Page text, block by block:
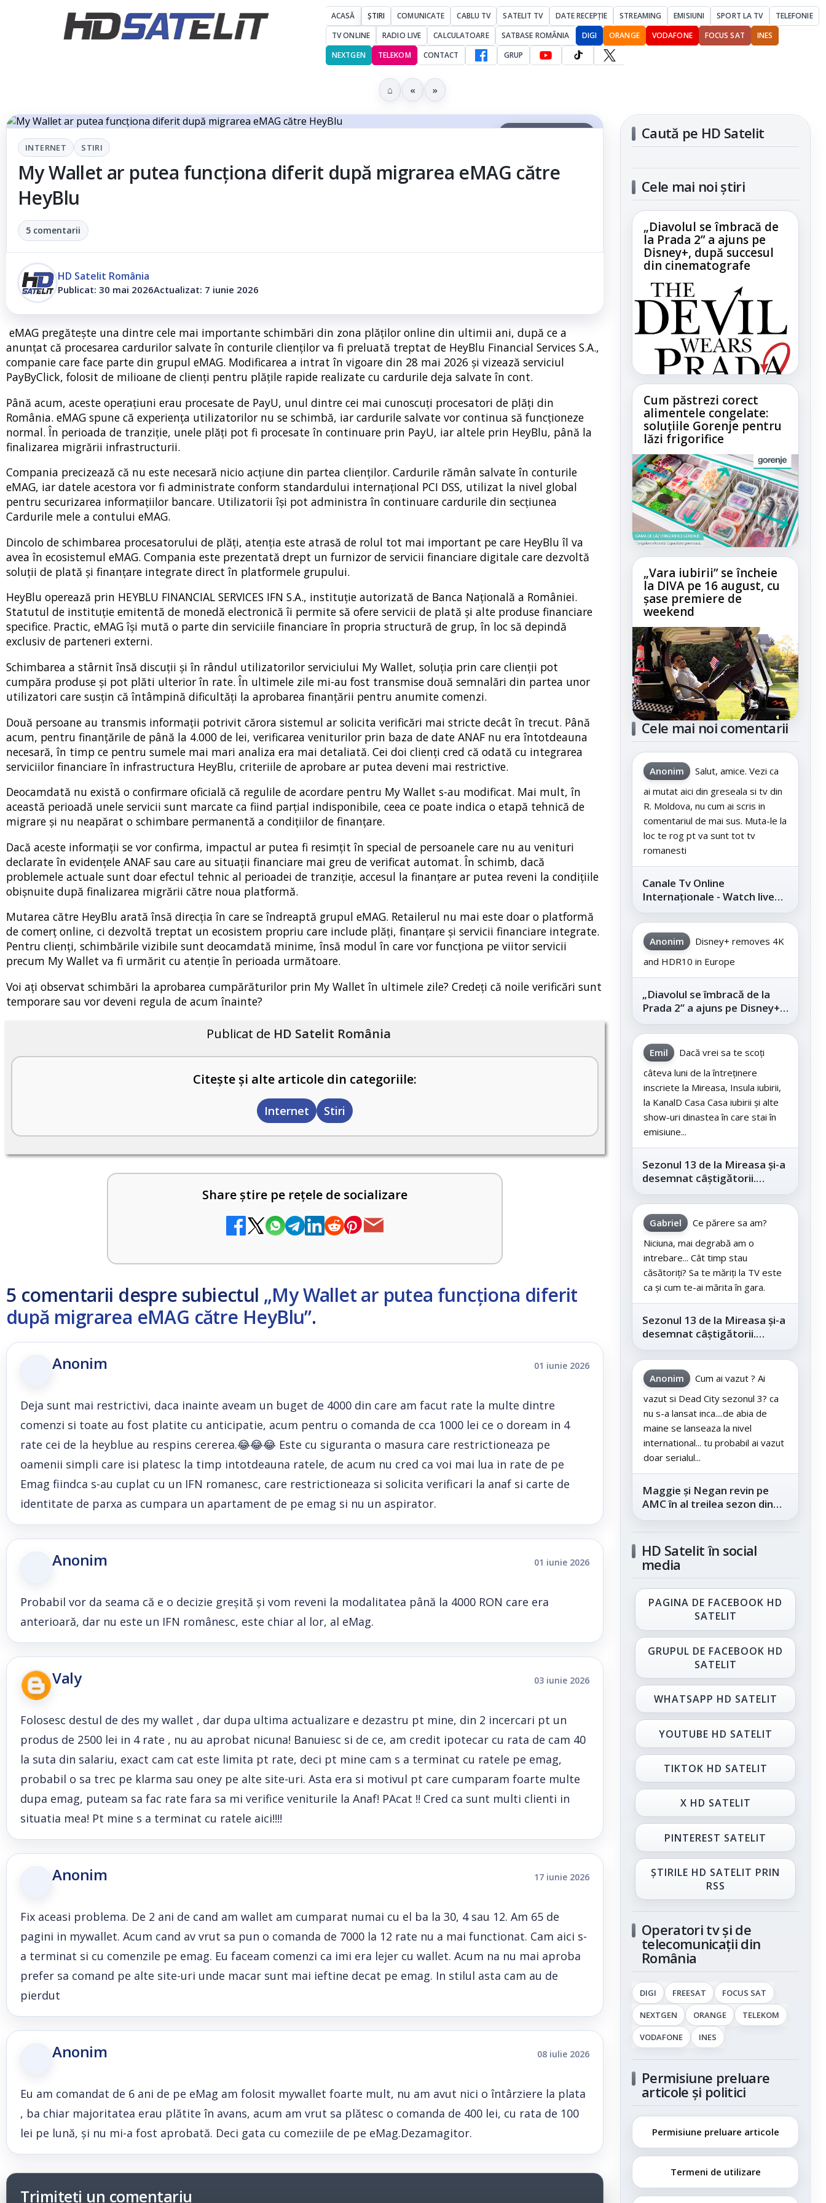
ACASĂ ȘTIRI COMUNICATE CABLU TV SATELIT TV DATE RECEPȚIE STREAMING EMISIUNI SPORT LA TV
TELEFONIE
TV ONLINE
RADIO LIVE CALCULATOARE SATBASE ROMÂNIA DIGI ORANGE VODAFONE FOCUS SAT
INES
NEXTGEN
TELEKOM CONTACT GRUP
⌂ « »
INTERNET STIRI
My Wallet ar putea funcționa diferit după migrarea eMAG către
HeyBlu
5 comentarii
HD Satelit România
Publicat: 30 mai 2026Actualizat: 7 iunie 2026
eMAG pregătește una dintre cele mai importante schimbări din zona plăților online din ultimii ani, după ce a
anunțat că procesarea cardurilor salvate în conturile clienților va fi preluată treptat de HeyBlu Financial Services S.A.,
companie care face parte din grupul eMAG. Modificarea a intrat în vigoare din 28 mai 2026 și vizează serviciul
PayByClick, folosit de milioane de clienți pentru plățile rapide realizate cu cardurile deja salvate în cont.
Până acum, aceste operațiuni erau procesate de PayU, unul dintre cei mai cunoscuți procesatori de plăți din
România. eMAG spune că experiența utilizatorilor nu se schimbă, iar cardurile salvate vor continua să funcționeze
normal. În perioada de tranziție, unele plăți pot fi procesate în continuare prin PayU, iar altele prin HeyBlu, până la
finalizarea migrării infrastructurii.
Compania precizează că nu este necesară nicio acțiune din partea clienților. Cardurile rămân salvate în conturile
eMAG, iar datele acestora vor fi administrate conform standardului internațional PCI DSS, utilizat la nivel global
pentru securizarea informațiilor bancare. Utilizatorii își pot administra în continuare cardurile din secțiunea
Cardurile mele a contului eMAG.
Dincolo de schimbarea procesatorului de plăți, atenția este atrasă de rolul tot mai important pe care HeyBlu îl va
avea în ecosistemul eMAG. Compania este prezentată drept un furnizor de servicii financiare digitale care dezvoltă
soluții de plată și finanțare integrate direct în platformele grupului.
HeyBlu operează prin HEYBLU FINANCIAL SERVICES IFN S.A., instituție autorizată de Banca Națională a României.
Statutul de instituție emitentă de monedă electronică îi permite să ofere servicii de plată și alte produse financiare
specifice. Practic, eMAG își mută o parte din serviciile financiare în propria structură de grup, în loc să depindă
exclusiv de parteneri externi.
Schimbarea a stârnit însă discuții și în rândul utilizatorilor serviciului My Wallet, soluția prin care clienții pot
cumpăra produse și pot plăti ulterior în rate. În ultimele zile mi-au fost transmise două semnalări din partea unor
utilizatori care susțin că întâmpină dificultăți la aprobarea finanțării pentru anumite comenzi.
Două persoane au transmis informații potrivit cărora sistemul ar solicita verificări mai stricte decât în trecut. Până
acum, pentru finanțările de până la 4.000 de lei, verificarea veniturilor prin baza de date ANAF nu era întotdeauna
necesară, în timp ce pentru sumele mai mari analiza era mai detaliată. Cei doi clienți cred că odată cu integrarea
serviciilor financiare în infrastructura HeyBlu, criteriile de aprobare ar putea deveni mai restrictive.
Deocamdată nu există o confirmare oficială că regulile de acordare pentru My Wallet s-au modificat. Mai mult, în
această perioadă unele servicii sunt marcate ca fiind parțial indisponibile, ceea ce poate indica o etapă tehnică de
migrare și nu neapărat o schimbare permanentă a condițiilor de finanțare.
Dacă aceste informații se vor confirma, impactul ar putea fi resimțit în special de persoanele care nu au venituri
declarate în evidențele ANAF sau care au situații financiare mai greu de verificat automat. În schimb, dacă
problemele actuale sunt doar efectul tehnic al perioadei de tranziție, accesul la finanțare ar putea reveni la condițiile
obișnuite după finalizarea migrării către noua platformă.
Mutarea către HeyBlu arată însă direcția în care se îndreaptă grupul eMAG. Retailerul nu mai este doar o platformă
de comerț online, ci dezvoltă treptat un ecosistem propriu care include plăți, finanțare și servicii financiare integrate.
Pentru clienți, schimbările vizibile sunt deocamdată minime, însă modul în care vor funcționa pe viitor servicii
precum My Wallet va fi urmărit cu atenție în perioada următoare.
Voi ați observat schimbări la aprobarea cumpărăturilor prin My Wallet în ultimele zile? Credeți că noile verificări sunt
temporare sau vor deveni regula de acum înainte?
Publicat de HD Satelit România
Citește și alte articole din categoriile:
Internet Stiri
Share știre pe rețele de socializare
5 comentarii despre subiectul „My Wallet ar putea funcționa diferit
după migrarea eMAG către HeyBlu”.
Anonim 01 iunie 2026
Deja sunt mai restrictivi, daca inainte aveam un buget de 4000 din care am facut rate la multe dintre
comenzi si toate au fost platite cu anticipatie, acum pentru o comanda de cca 1000 lei ce o doream in 4
rate cei de la heyblue au respins cererea.😂😂😂 Este cu siguranta o masura care restrictioneaza pe
oamenii simpli care isi platesc la timp intotdeauna ratele, de acum nu cred ca voi mai lua in rate de pe
Emag fiindca s-au cuplat cu un IFN romanesc, care restrictioneaza si solicita verificari la anaf si carte de
identitate de parxa as cumpara un apartament de pe emag si nu un aspirator.
Anonim 01 iunie 2026
Probabil vor da seama că e o decizie greșită și vom reveni la modalitatea până la 4000 RON care era
anterioară, dar nu este un IFN românesc, este chiar al lor, al eMag.
Valy 03 iunie 2026
Folosesc destul de des my wallet , dar dupa ultima actualizare e dezastru pt mine, din 2 incercari pt un
produs de 2500 lei in 4 rate , nu au aprobat nicuna! Banuiesc si de ce, am credit ipotecar cu rata de cam 40
la suta din salariu, exact cam cat este limita pt rate, deci pt mine cam s a terminat cu ratele pe emag,
probabil o sa trec pe klarma sau oney pe alte site-uri. Asta era si motivul pt care cumparam foarte multe
dupa emag, puteam sa fac rate fara sa mi verifice veniturile la Anaf! PAcat !! Cred ca sunt multi clienti in
situatia mea! Pt mine s a terminat cu ratele aici!!!!
Anonim 17 iunie 2026
Fix aceasi problema. De 2 ani de cand am wallet am cumparat numai cu el ba la 30, 4 sau 12. Am 65 de
pagini in mywallet. Acum cand av vrut sa pun o comanda de 7000 la 12 rate nu a mai functionat. Cam aici s-
a terminat si cu comenzile pe emag. Eu faceam comenzi ca imi era lejer cu wallet. Acum na nu mai aproba
prefer sa comand pe alte site-uri unde macar sunt mai ieftine decat pe emag. In stilul asta cam au de
pierdut
Anonim 08 iulie 2026
Eu am comandat de 6 ani de pe eMag am folosit mywallet foarte mult, nu am avut nici o întârziere la plata
, ba chiar majoritatea erau plătite în avans, acum am vrut sa plătesc o comanda de 400 lei, cu rata de 100
lei pe lună, și nu mi-a fost aprobată. Deci gata cu comeziile de pe eMag.Dezamagitor.
Trimiteți un comentariu
Caută pe HD Satelit
Cele mai noi știri
„Diavolul se îmbracă de
la Prada 2” a ajuns pe
Disney+, după succesul
din cinematografe
Cum păstrezi corect
alimentele congelate:
soluțiile Gorenje pentru
lăzi frigorifice
„Vara iubirii” se încheie
la DIVA pe 16 august, cu
șase premiere de
weekend
Cele mai noi comentarii
Anonim
Salut, amice. Vezi ca
ai mutat aici din greseala si tv din
R. Moldova, nu cum ai scris in
comentariul de mai sus. Muta-le la
loc te rog pt va sunt tot tv
romanesti
Canale Tv Online
Internaționale - Watch live
channels legally
Anonim
Disney+ removes 4K
and HDR10 in Europe
„Diavolul se îmbracă de la
Prada 2” a ajuns pe Disney+,
după succesul din
cinematografe
Emil
Dacă vrei sa te scoți
câteva luni de la întreținere
inscriete la Mireasa, Insula iubirii,
la KanalD Casa Casa iubirii și alte
show-uri dinastea în care stai în
emisiune...
Sezonul 13 de la Mireasa și-a
desemnat câștigătorii.
Telespectatorii au decis care
este...
Gabriel
Ce părere sa am?
Niciuna, mai degrabă am o
intrebare... Cât timp stau
căsătoriți? Sa te măriți la TV este
ca și cum te-ai mărita în gara.
Sezonul 13 de la Mireasa și-a
desemnat câștigătorii.
Telespectatorii au decis care
este...
Anonim
Cum ai vazut ? Ai
vazut si Dead City sezonul 3? ca
nu s-a lansat inca....de abia de
maine se lanseaza la nivel
international... tu probabil ai vazut
doar serialul...
Maggie și Negan revin pe
AMC în al treilea sezon din
„The Walking Dead: Dead
HD Satelit în social
media
PAGINA DE FACEBOOK HD
SATELIT
GRUPUL DE FACEBOOK HD
SATELIT
WHATSAPP HD SATELIT
YOUTUBE HD SATELIT
TIKTOK HD SATELIT
X HD SATELIT
PINTEREST SATELIT
ȘTIRILE HD SATELIT PRIN
RSS
Operatori tv și de
telecomunicații din
România
DIGI FREESAT
FOCUS SAT
NEXTGEN
ORANGE
TELEKOM
VODAFONE
INES
Permisiune preluare
articole și politici
Permisiune preluare articole
Termeni de utilizare